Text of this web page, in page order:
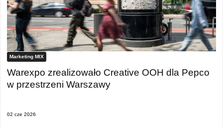
Marketing MIX
Warexpo zrealizowało Creative OOH dla Pepco
w przestrzeni Warszawy
02 cze 2026